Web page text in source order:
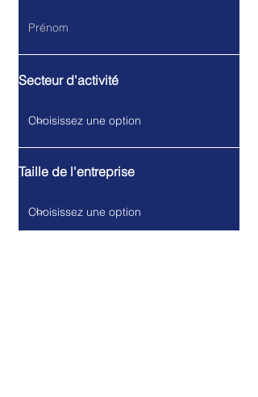
Secteur d'activité
Taille de l'entreprise